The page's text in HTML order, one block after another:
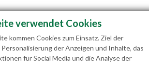
verwendet Cookies
kommen Cookies zum Einsatz. Ziel der
der Anzeigen und Inhalte, das
für Social Media und die Analyse der